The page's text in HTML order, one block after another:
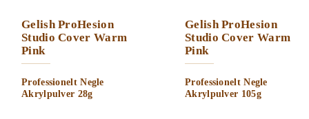
Gelish ProHesion
Studio Cover Warm
Pink
Professionelt Negle
Akrylpulver 28g
Gelish ProHesion
Studio Cover Warm
Pink
Professionelt Negle
Akrylpulver 105g